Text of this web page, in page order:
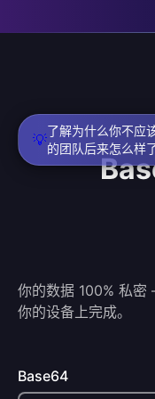
💡
了解为什么你不应
的团队后来怎么样
你的数据 100% 私
你的设备上完成。
Base64